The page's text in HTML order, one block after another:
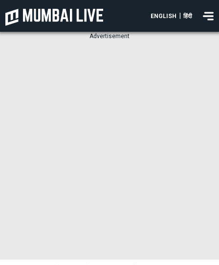
ENGLISH हिंदी
Advertisement